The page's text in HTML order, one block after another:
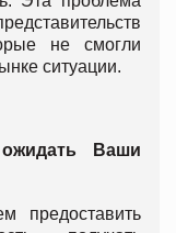
не смогли
ситуации.
Ваши
предоставить